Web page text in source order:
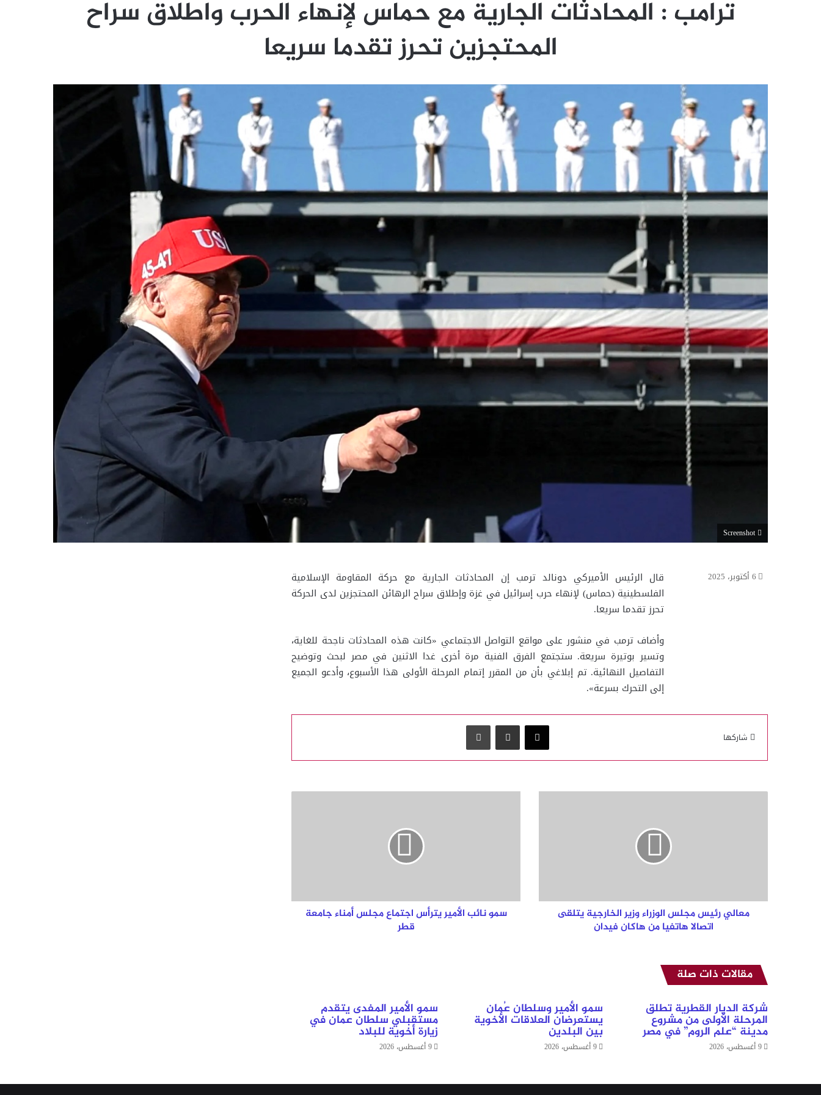
ترامب : المحادثات الجارية مع حماس لإنهاء الحرب واطلاق سراح
المحتجزين تحرز تقدما سريعا
Screenshot
قال الرئيس الأميركي دونالد ترمب إن المحادثات الجارية مع حركة المقاومة الإسلامية
الفلسطينية (حماس) لإنهاء حرب إسرائيل في غزة وإطلاق سراح الرهائن المحتجزين لدى الحركة
تحرز تقدما سريعا.
وأضاف ترمب في منشور على مواقع التواصل الاجتماعي «كانت هذه المحادثات ناجحة للغاية،
وتسير بوتيرة سريعة. ستجتمع الفرق الفنية مرة أخرى غدا الاثنين في مصر لبحث وتوضيح
التفاصيل النهائية. تم إبلاغي بأن من المقرر إتمام المرحلة الأولى هذا الأسبوع، وأدعو الجميع
إلى التحرك بسرعة».
6 أكتوبر، 2025
شاركها
‫X مشاركة عبر البريد طباعة
معالي
هاتفيا
معالي رئيس مجلس الوزراء وزير الخارجية يتلقى
اتصالا هاتفيا من هاكان فيدان
سمو
قطر
سمو نائب الأمير يترأس اجتماع مجلس أمناء جامعة
قطر
مقالات ذات صلة
شركة الديار القطرية تطلق
المرحلة الأولى من مشروع
مدينة “علم الروم” في مصر
9 أغسطس، 2026
سمو الأمير وسلطان عُمان
يستعرضان العلاقات الأخوية
بين البلدين
9 أغسطس، 2026
سمو الأمير المفدى يتقدم
مستقبلي سلطان عمان في
زيارة أخوية للبلاد
9 أغسطس، 2026